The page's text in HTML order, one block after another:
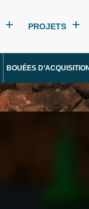
PROJETS
BOUÉES